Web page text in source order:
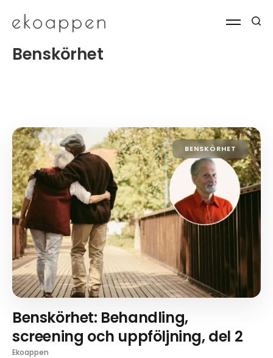
Benskörhet
BENSKÖRHET
Benskörhet: Behandling,
screening och uppföljning, del 2
Ekoappen